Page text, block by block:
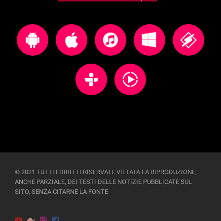
© 2021 TUTTI I DIRITTI RISERVATI. VIETATA LA RIPRODUZIONE,
ANCHE PARZIALE, DEI TESTI DELLE NOTIZIE PUBBLICATE SUL
SITO, SENZA CITARNE LA FONTE